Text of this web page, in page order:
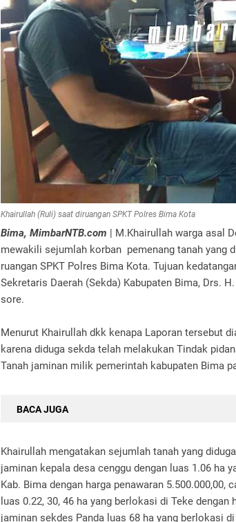
Khairullah (Ruli) saat diruangan SPKT Polres Bima Kota
Bima, MimbarNTB.com | M.Khairullah warga asal
mewakili sejumlah korban pemenang tanah yang
ruangan SPKT Polres Bima Kota. Tujuan
Sekretaris Daerah (Sekda) Kabupaten Bima, Drs.
sore.
Menurut Khairullah dkk kenapa Laporan tersebut
karena diduga sekda telah melakukan Tindak
Tanah jaminan milik pemerintah kabupaten Bima
BACA JUGA
Khairullah mengatakan sejumlah tanah yang
jaminan kepala desa cenggu dengan luas 1.06 ha
Kab. Bima dengan harga penawaran 5.500.000,00,
luas 0.22, 30, 46 ha yang berlokasi di Teke
jaminan sekdes Panda luas 68 ha yang berlokasi